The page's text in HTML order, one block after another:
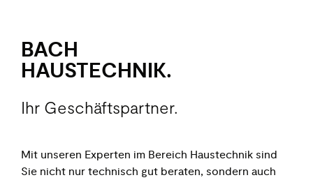
BACH
HAUS­TECHNIK.
Ihr Geschäftspartner.
Mit unseren Experten im Bereich Haustechnik sind
Sie nicht nur technisch gut beraten, sondern auch